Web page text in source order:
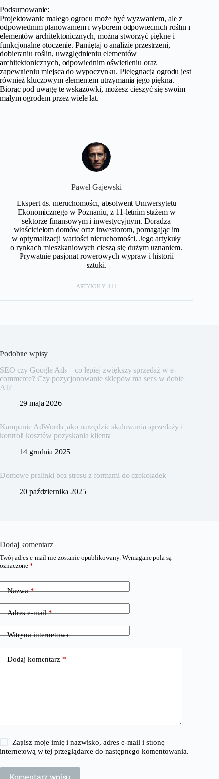
Podsumowanie:
Projektowanie małego ogrodu może być wyzwaniem, ale z
odpowiednim planowaniem i wyborem odpowiednich roślin i
elementów architektonicznych, można stworzyć piękne i
funkcjonalne otoczenie. Pamiętaj o analizie przestrzeni,
dobieraniu roślin, uwzględnieniu elementów
architektonicznych, odpowiednim oświetleniu oraz
zapewnieniu miejsca do wypoczynku. Pielęgnacja ogrodu jest
również kluczowym elementem utrzymania jego piękna.
Biorąc pod uwagę te wskazówki, możesz cieszyć się swoim
małym ogrodem przez wiele lat.
Paweł Gajewski
Ekspert ds. nieruchomości, absolwent Uniwersytetu
Ekonomicznego w Poznaniu, z 11-letnim stażem w
sektorze finansowym i inwestycyjnym. Doradza
właścicielom domów oraz inwestorom, pomagając im
w optymalizacji wartości nieruchomości. Jego artykuły
o rynkach mieszkaniowych cieszą się dużym uznaniem.
Prywatnie pasjonat rowerowych wypraw i historii
sztuki.
ARTYKUŁY: 411
Podobne wpisy
SEO czy Google Ads – co lepiej zwiększy sprzedaż w e-
commerce? Czy pozycjonowanie sklepów ma sens w dobie
AI?
29 maja 2026
Kampanie AdWords jako narzędzie skalowania sprzedaży i
kontroli kosztów pozyskania klienta
14 grudnia 2025
Domowe pralinki bez stresu z formami do czekoladek
20 października 2025
Dodaj komentarz
Twój adres e-mail nie zostanie opublikowany. Wymagane pola są
oznaczone *
Nazwa*
Adres e-mail*
Witryna internetowa
Dodaj komentarz *
Zapisz moje imię i nazwisko, adres e-mail i stronę
internetową w tej przeglądarce do następnego komentowania.
Komentarz wpisu